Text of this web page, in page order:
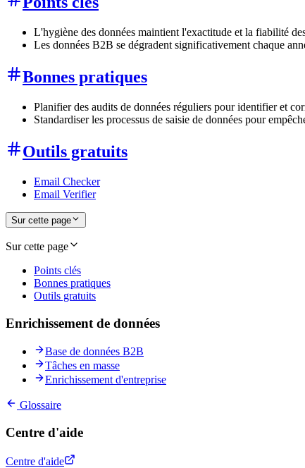
L'hygiène des données maintient l'exactitude et la fiabilité
Les données B2B se dégradent significativement chaque
Bonnes pratiques
Planifier des audits de données réguliers pour identifier et
Standardiser les processus de saisie de données pour
Outils gratuits
Email Checker
Email Verifier
Sur cette page
Sur cette page
Points clés
Bonnes pratiques
Outils gratuits
Enrichissement de données
Base de données B2B
Tâches en masse
Enrichissement d'entreprise
Glossaire
Centre d'aide
Centre d'aide